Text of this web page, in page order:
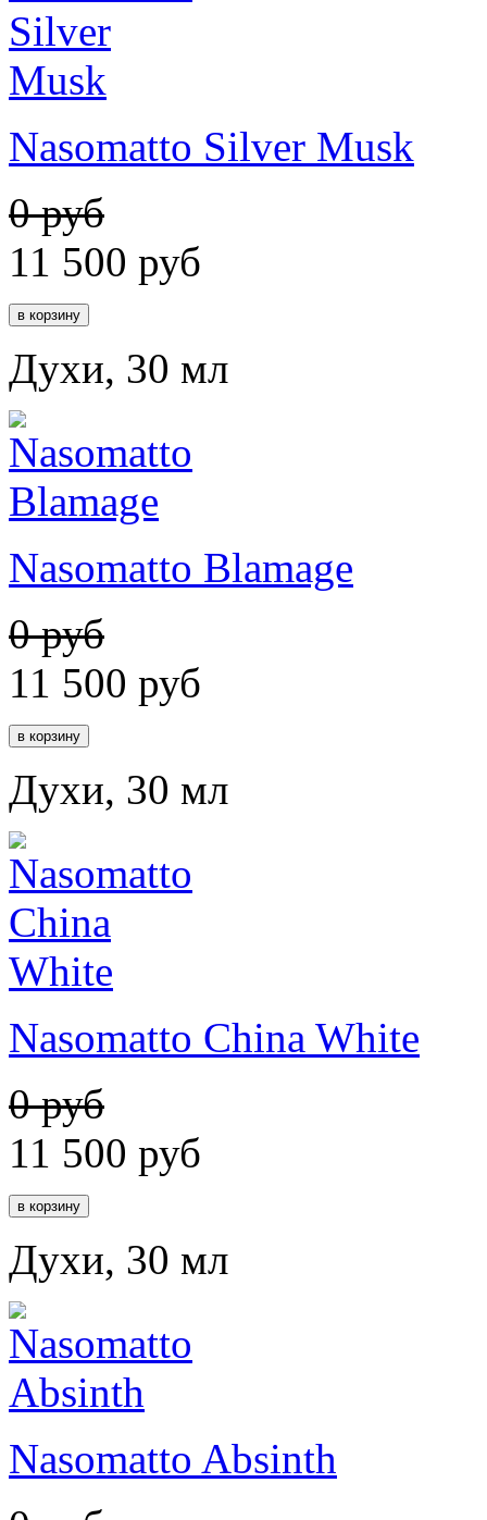
Nasomatto Silver Musk
0 руб
11 500 руб
Духи, 30 мл
Nasomatto Blamage
0 руб
11 500 руб
Духи, 30 мл
Nasomatto China White
0 руб
11 500 руб
Духи, 30 мл
Nasomatto Absinth